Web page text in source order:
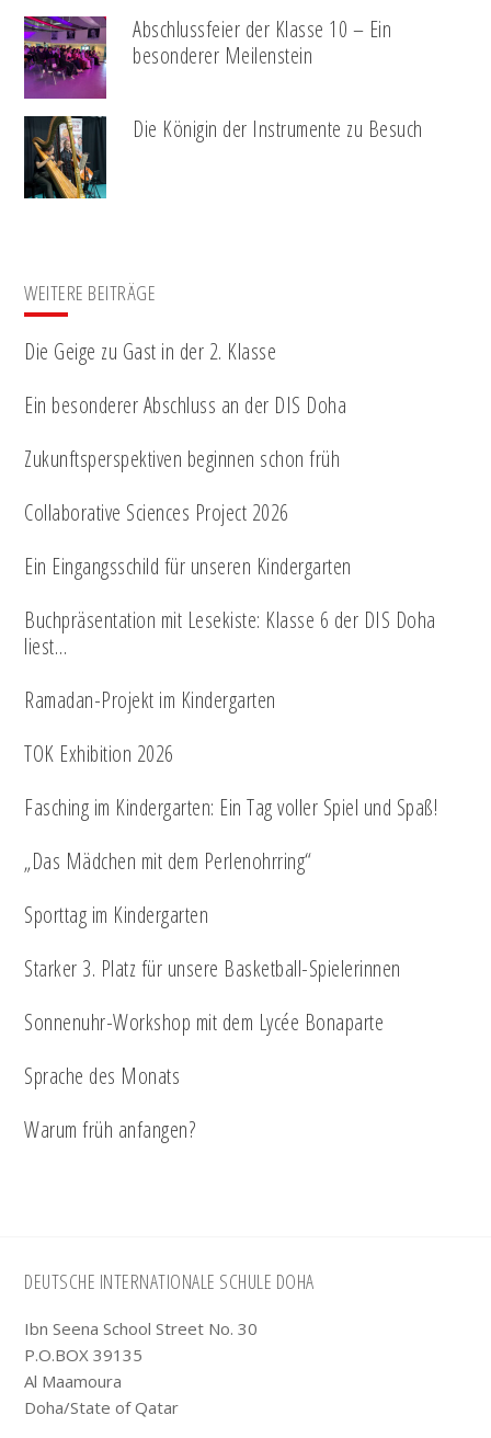
Abschlussfeier der Klasse 10 – Ein
besonderer Meilenstein
Die Königin der Instrumente zu Besuch
WEITERE BEITRÄGE
Die Geige zu Gast in der 2. Klasse
Ein besonderer Abschluss an der DIS Doha
Zukunftsperspektiven beginnen schon früh
Collaborative Sciences Project 2026
Ein Eingangsschild für unseren Kindergarten
Buchpräsentation mit Lesekiste: Klasse 6 der DIS Doha
liest…
Ramadan-Projekt im Kindergarten
TOK Exhibition 2026
Fasching im Kindergarten: Ein Tag voller Spiel und Spaß!
„Das Mädchen mit dem Perlenohrring“
Sporttag im Kindergarten
Starker 3. Platz für unsere Basketball-Spielerinnen
Sonnenuhr-Workshop mit dem Lycée Bonaparte
Sprache des Monats
Warum früh anfangen?
Footer
DEUTSCHE INTERNATIONALE SCHULE DOHA
Ibn Seena School Street No. 30
P.O.BOX 39135
Al Maamoura
Doha/State of Qatar